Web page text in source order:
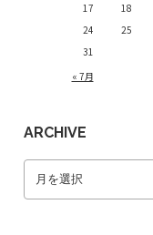
« 7月
17
18
24
25
31
ARCHIVE